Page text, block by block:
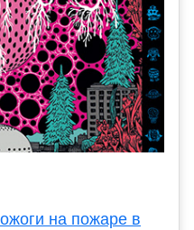
на пожаре в